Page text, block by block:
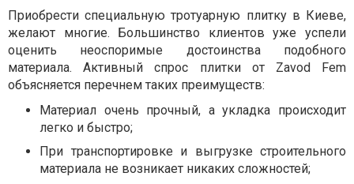
Приобрести специальную тротуарную плитку в Киеве,
желают многие. Большинство клиентов уже успели
оценить неоспоримые достоинства подобного
материала. Активный спрос плитки от Zavod Fem
объясняется перечнем таких преимуществ:
Материал очень прочный, а укладка происходит
легко и быстро;
При транспортировке и выгрузке строительного
материала не возникает никаких сложностей;